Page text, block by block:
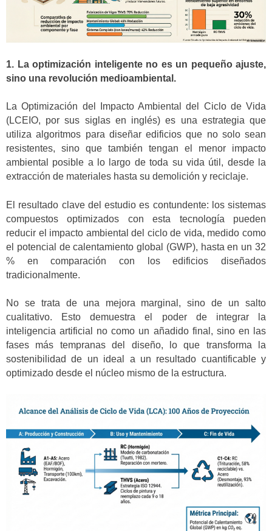
1. La optimización inteligente no es un pequeño ajuste,
sino una revolución medioambiental.
La Optimización del Impacto Ambiental del Ciclo de Vida
(LCEIO, por sus siglas en inglés) es una estrategia que
utiliza algoritmos para diseñar edificios que no solo sean
resistentes, sino que también tengan el menor impacto
ambiental posible a lo largo de toda su vida útil, desde la
extracción de materiales hasta su demolición y reciclaje.
El resultado clave del estudio es contundente: los sistemas
compuestos optimizados con esta tecnología pueden
reducir el impacto ambiental del ciclo de vida, medido como
el potencial de calentamiento global (GWP), hasta en un 32
% en comparación con los edificios diseñados
tradicionalmente.
No se trata de una mejora marginal, sino de un salto
cualitativo. Esto demuestra el poder de integrar la
inteligencia artificial no como un añadido final, sino en las
fases más tempranas del diseño, lo que transforma la
sostenibilidad de un ideal a un resultado cuantificable y
optimizado desde el núcleo mismo de la estructura.